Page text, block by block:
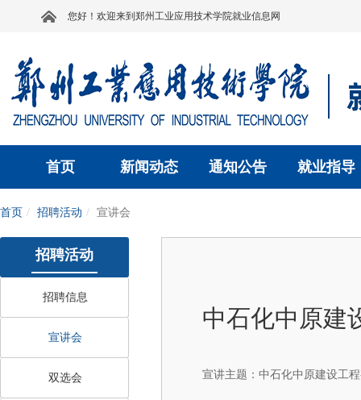
您好！欢迎来到郑州工业应用技术学院就业信息网
首页 新闻动态 通知公告 就业指导
首页 招聘活动 宣讲会
招聘活动
招聘信息
宣讲会
双选会
中石化中原建
宣讲主题： 中石化中原建设工